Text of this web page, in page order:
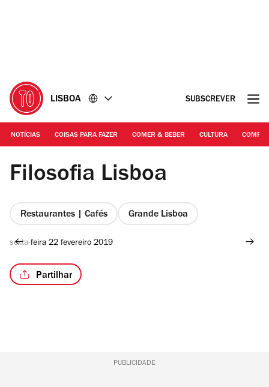
LISBOA SUBSCREVER
NOTÍCIAS COISAS PARA FAZER COMER & BEBER CULTURA
Duarte Drago
Filosofia Lisboa
Restaurantes | Cafés Grande Lisboa
sexta-feira 22 fevereiro 2019
Partilhar
PUBLICIDADE